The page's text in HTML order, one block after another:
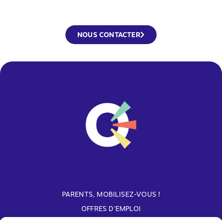
NOUS CONTACTER
PARENTS, MOBILISEZ-VOUS !
OFFRES D'EMPLOI